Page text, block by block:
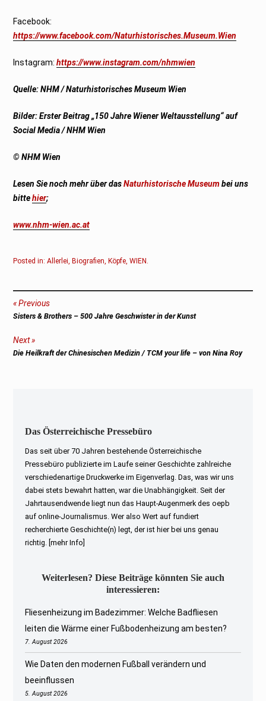
Facebook:
https://www.facebook.com/Naturhistorisches.Museum.Wien
Instagram:https://www.instagram.com/nhmwien
Quelle: NHM / Naturhistorisches Museum Wien
Bilder:Erster Beitrag „150 Jahre Wiener Weltausstellung“ auf
Social Media / NHM Wien
© NHM Wien
Lesen Sie noch mehr über dasNaturhistorische Museumbei uns
bittehier;
www.nhm-wien.ac.at
Posted in:Allerlei,Biografien,Köpfe,WIEN.
Beitragsnavigation
Previous
Previous
Sis­ters & Brothers – 500 Jah­re Geschwis­ter in der Kunst
Next
Next
Die Heilkraft der Chinesischen Medizin / TCM your life – von Nina Roy
Das Österreichische Pressebüro
Das seit über 70 Jahren bestehende Österreichische
Pressebüro publizierte im Laufe seiner Geschichte zahlreiche
verschiedenartige Druckwerke im Eigenverlag. Das, was wir uns
dabei stets bewahrt hatten, war die Unabhängigkeit. Seit der
Jahrtausendwende liegt nun das Haupt-Augenmerk des oepb
auf online-Journalismus. Wer also Wert auf fundiert
recherchierte Geschichte(n) legt, der ist hier bei uns genau
richtig.
[mehr Info]
Weiterlesen? Diese Beiträge könnten Sie auch
interessieren:
Fliesenheizung im Badezimmer: Welche Badfliesen
leiten die Wärme einer Fußbodenheizung am besten?
7. August 2026
Wie Daten den modernen Fußball verändern und
beeinflussen
5. August 2026